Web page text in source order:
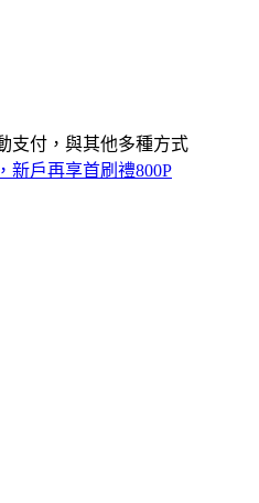
支付，與其他多種方式
新戶再享首刷禮800P